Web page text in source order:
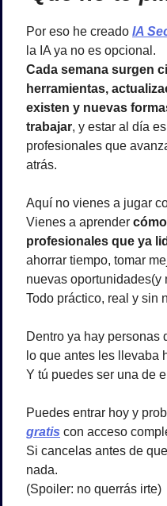
Por eso he creado IA
la IA ya no es opcional.
Cada semana surgen
herramientas,
existen y nuevas
trabajar, y estar al día
profesionales que
atrás.
Aquí no vienes a jugar
Vienes a aprender
profesionales que ya
ahorrar tiempo, tomar
nuevas oportunidades(y
Todo práctico, real y sin
Dentro ya hay personas
lo que antes les llevaba
Y tú puedes ser una de
Puedes entrar hoy y
gratis con acceso
Si cancelas antes de
nada.
(Spoiler: no querrás irte)